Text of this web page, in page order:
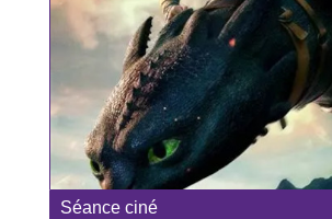
Séance ciné